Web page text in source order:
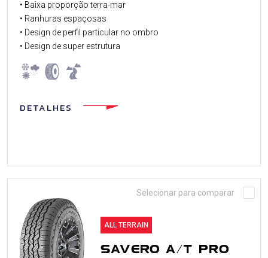
• Baixa proporção terra-mar
• Ranhuras espaçosas
• Design de perfil particular no ombro
• Design de super estrutura
DETALHES
Selecionar para comparar
ALL TERRAIN
SAVERO A/T PRO